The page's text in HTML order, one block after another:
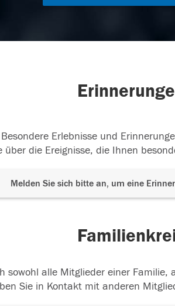
Besondere Erlebnisse und
über die Ereignisse, die Ihnen
Melden Sie sich bitte an, um eine
sowohl alle Mitglieder einer
Sie in Kontakt mit anderen